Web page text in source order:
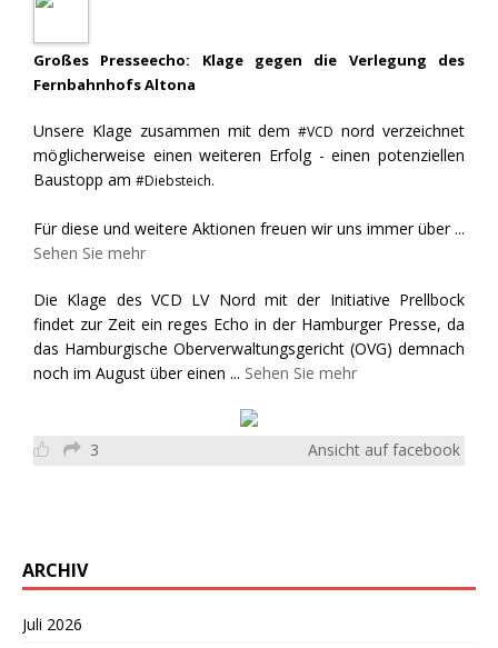
Großes Presseecho: Klage gegen die Verlegung des
Fernbahnhofs Altona
Unsere Klage zusammen mit dem#VCD nord verzeichnet
möglicherweise einen weiteren Erfolg - einen potenziellen
Baustopp am #Diebsteich.
Für diese und weitere Aktionen freuen wir uns immer über ...
Sehen Sie mehr
Die Klage des VCD LV Nord mit der Initiative Prellbock
findet zur Zeit ein reges Echo in der Hamburger Presse, da
das Hamburgische Oberverwaltungsgericht (OVG) demnach
noch im August über einen ... Sehen Sie mehr
3 Ansicht auf facebook
ARCHIV
Juli 2026